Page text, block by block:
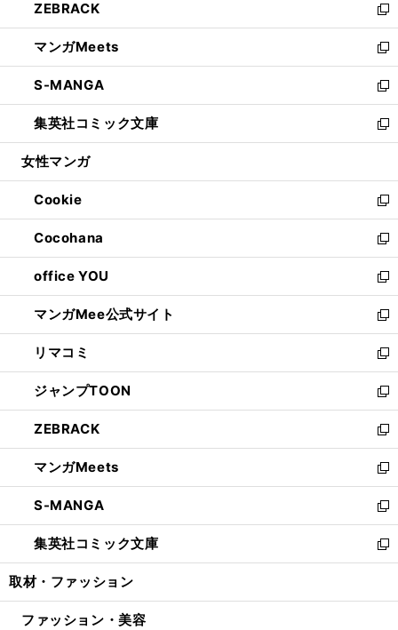
く
で
開
く
ド
ウ
で
開
く
ィ
ン
ド
ウ
で
開
く
い
ウ
ィ
ン
ド
ウ
で
開
ZEBRACK
新
し
い
ウ
ィ
ン
ド
ウ
開
く
マンガMeets
新
し
い
ウ
ィ
ン
ウ
で
開
く
S-MANGA
新
し
い
ウ
ン
ド
ウ
で
開
く
集英社コミック文庫
新
し
ウ
ィ
ン
ド
ウ
で
開
く
女性マンガ
Cookie
新
し
い
ウ
ィ
ン
ド
ウ
で
開
く
Cocohana
新
し
い
ウ
ィ
ン
ド
ウ
で
開
く
office YOU
新
し
い
ウ
ィ
ン
ド
ウ
で
開
く
マンガMee公式サイト
新
し
い
ウ
ィ
ン
ド
ウ
で
開
く
リマコミ
新
し
い
ウ
ィ
ン
ド
ウ
で
開
く
ジャンプTOON
新
し
い
ウ
ィ
ン
ド
ウ
で
開
ZEBRACK
新
し
い
ウ
ィ
ン
ド
ウ
開
マンガMeets
新
し
い
ウ
ィ
ン
ウ
S-MANGA
新
し
い
ウ
ン
集英社コミック文庫
新
し
ウ
取材・ファッション
ファッション・美容